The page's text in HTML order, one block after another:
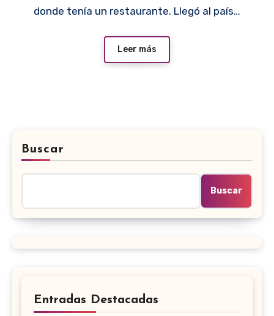
donde tenía un restaurante. Llegó al país…
Leer más
Buscar
Buscar
Entradas Destacadas